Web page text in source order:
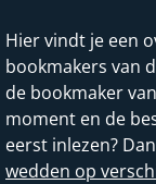
Hier vindt je een
bookmakers van
de bookmaker
moment en de
eerst inlezen?
wedden op